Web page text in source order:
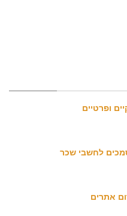
ופרטיים
לחשבי שכר
אתרים